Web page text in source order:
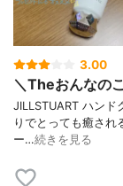
3.00
＼Theおんなの
JILLSTUART ハンド
りでとっても癒され
ー…続きを見る